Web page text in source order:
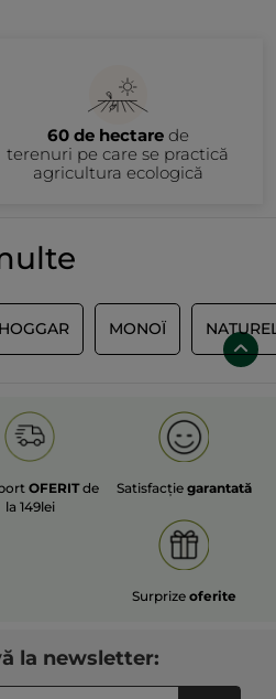
60 de hectarede
terenuri pe care se practică
agricultura ecologică
HOGGAR MONOÏ
OFERITde
la 149lei
Satisfacțiegarantată
Surprize oferite
la newsletter: